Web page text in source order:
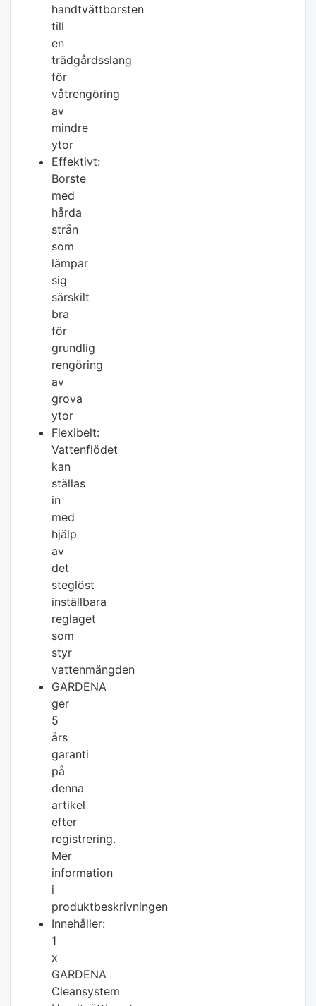
handtvättborsten
till
en
trädgårdsslang
för
våtrengöring
av
mindre
ytor
Effektivt:
Borste
med
hårda
strån
som
lämpar
sig
särskilt
bra
för
grundlig
rengöring
av
grova
ytor
Flexibelt:
Vattenflödet
kan
ställas
in
med
hjälp
av
det
steglöst
inställbara
reglaget
som
styr
vattenmängden
GARDENA
ger
5
års
garanti
på
denna
artikel
efter
registrering.
Mer
information
i
produktbeskrivningen
Innehåller:
1
x
GARDENA
Cleansystem